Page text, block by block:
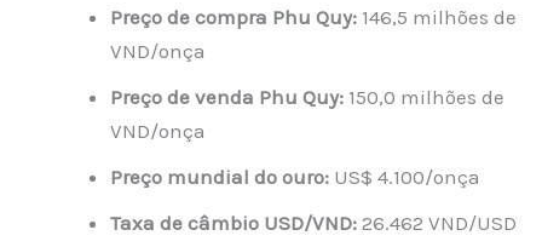
Preço de compra Phu Quy: 146,5 milhões de
VND/onça
Preço de venda Phu Quy: 150,0 milhões de
VND/onça
Preço mundial do ouro: US$ 4.100/onça
Taxa de câmbio USD/VND: 26.462 VND/USD